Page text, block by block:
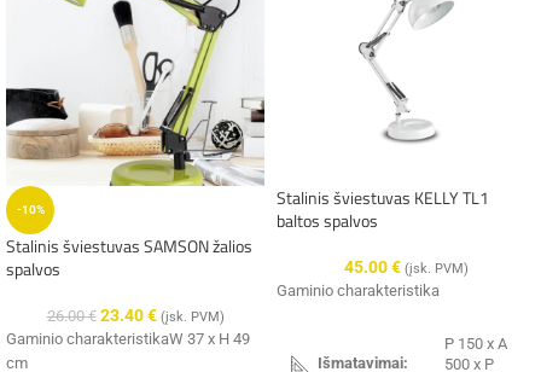
Hermetiškumas:
IP20
Spalva: juoda
Medžiaga:
metalas /
stiklas
Gamintojas:
(Anglija)
✔️ Pristatysime per 9-14 d.d.
-10%
Stalinis šviestuvas SAMSON žalios
spalvos
26.00€ 23.40€ (įsk. PVM)
Gaminio charakteristikaW 37 x H 49
cm
Stalinis šviestuvas KELLY TL1
baltos spalvos
45.00€ (įsk. PVM)
Gaminio charakteristika
Išmatavimai:
P 150 x A
500 x P